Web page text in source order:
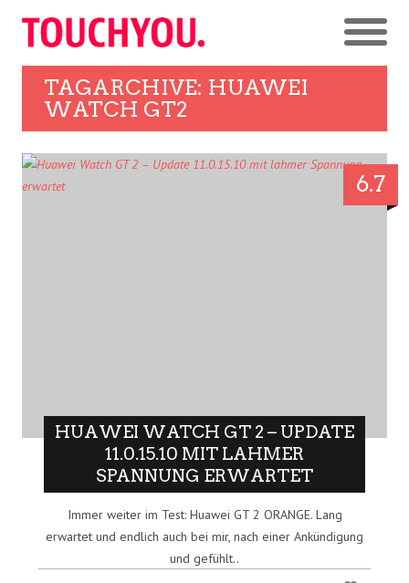
TAGARCHIVE: HUAWEI
WATCH GT2
6.7
HUAWEI WATCH GT 2 – UPDATE
11.0.15.10 MIT LAHMER
SPANNUNG ERWARTET
Immer weiter im Test: Huawei GT 2 ORANGE. Lang
erwartet und endlich auch bei mir, nach einer Ankündigung
und gefühlt..